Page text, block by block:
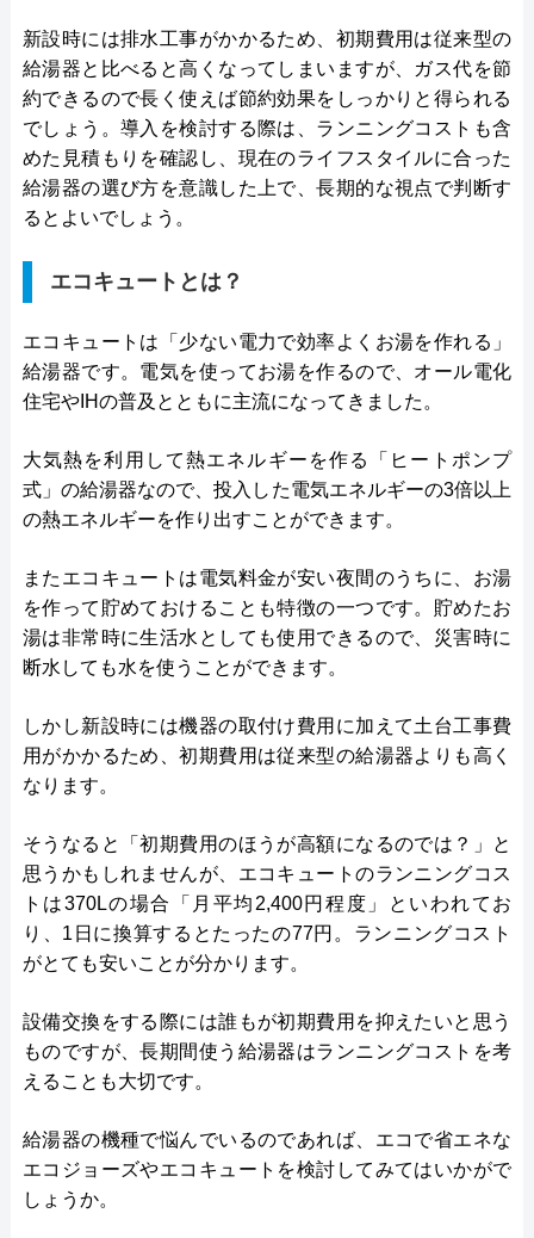
新設時には排水工事がかかるため、初期費用は従来型の
給湯器と比べると高くなってしまいますが、ガス代を節
約できるので長く使えば節約効果をしっかりと得られる
でしょう。導入を検討する際は、ランニングコストも含
めた見積もりを確認し、現在のライフスタイルに合った
給湯器の選び方を意識した上で、長期的な視点で判断す
るとよいでしょう。
エコキュートとは？
エコキュートは「少ない電力で効率よくお湯を作れる」
給湯器です。電気を使ってお湯を作るので、オール電化
住宅やIHの普及とともに主流になってきました。
大気熱を利用して熱エネルギーを作る「ヒートポンプ
式」の給湯器なので、投入した電気エネルギーの3倍以上
の熱エネルギーを作り出すことができます。
またエコキュートは電気料金が安い夜間のうちに、お湯
を作って貯めておけることも特徴の一つです。貯めたお
湯は非常時に生活水としても使用できるので、災害時に
断水しても水を使うことができます。
しかし新設時には機器の取付け費用に加えて土台工事費
用がかかるため、初期費用は従来型の給湯器よりも高く
なります。
そうなると「初期費用のほうが高額になるのでは？」と
思うかもしれませんが、エコキュートのランニングコス
トは370Lの場合「月平均2,400円程度」といわれてお
り、1日に換算するとたったの77円。ランニングコスト
がとても安いことが分かります。
設備交換をする際には誰もが初期費用を抑えたいと思う
ものですが、長期間使う給湯器はランニングコストを考
えることも大切です。
給湯器の機種で悩んでいるのであれば、エコで省エネな
エコジョーズやエコキュートを検討してみてはいかがで
しょうか。